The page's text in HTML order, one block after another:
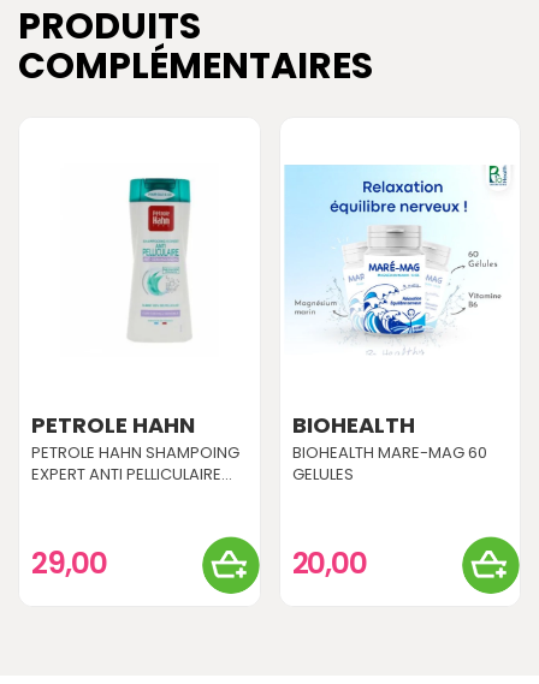
PRODUITS
COMPLÉMENTAIRES
PETROLE HAHN
PETROLE HAHN SHAMPOING
EXPERT ANTI PELLICULAIRE...
29,00
BIOHEALTH
BIOHEALTH MARE-MAG 60
GELULES
20,00